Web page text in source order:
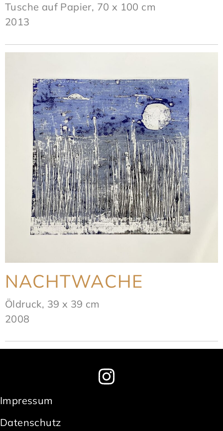
Tusche auf Papier, 70 x 100 cm
2013
NACHTWACHE
Öldruck, 39 x 39 cm
2008
Impressum
Datenschutz